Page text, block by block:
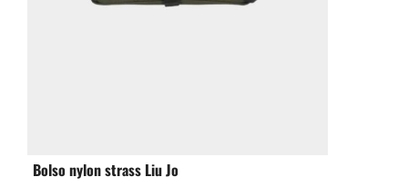
Bolso nylon strass Liu Jo